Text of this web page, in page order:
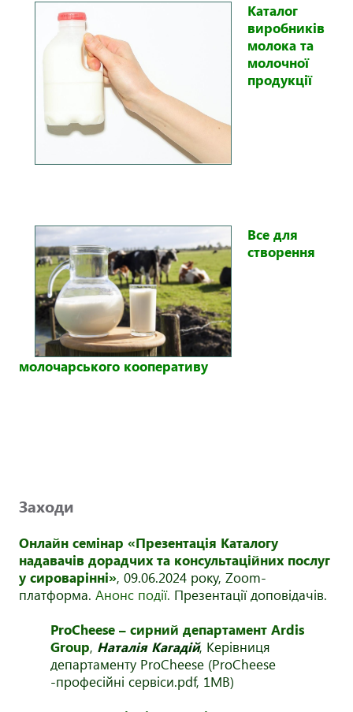
Каталог
виробників
молока та
молочної
продукції
Все для
створення
молочарського кооперативу
Заходи
Онлайн семінар «Презентація Каталогу
надавачів дорадчих та консультаційних послуг
у сироварінні», 09.06.2024 року, Zoom-
платформа. Анонс події. Презентації доповідачів.
ProCheese – сирний департамент Ardis
Group, Наталія Кагадій, Керівниця
департаменту ProCheese (ProCheese
-професійні сервіси.pdf, 1MB)